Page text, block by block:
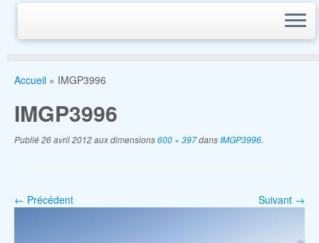
Accueil » IMGP3996
IMGP3996
Publié26 avril 2012aux dimensions600 × 397dansIMGP3996.
← Précédent Suivant →